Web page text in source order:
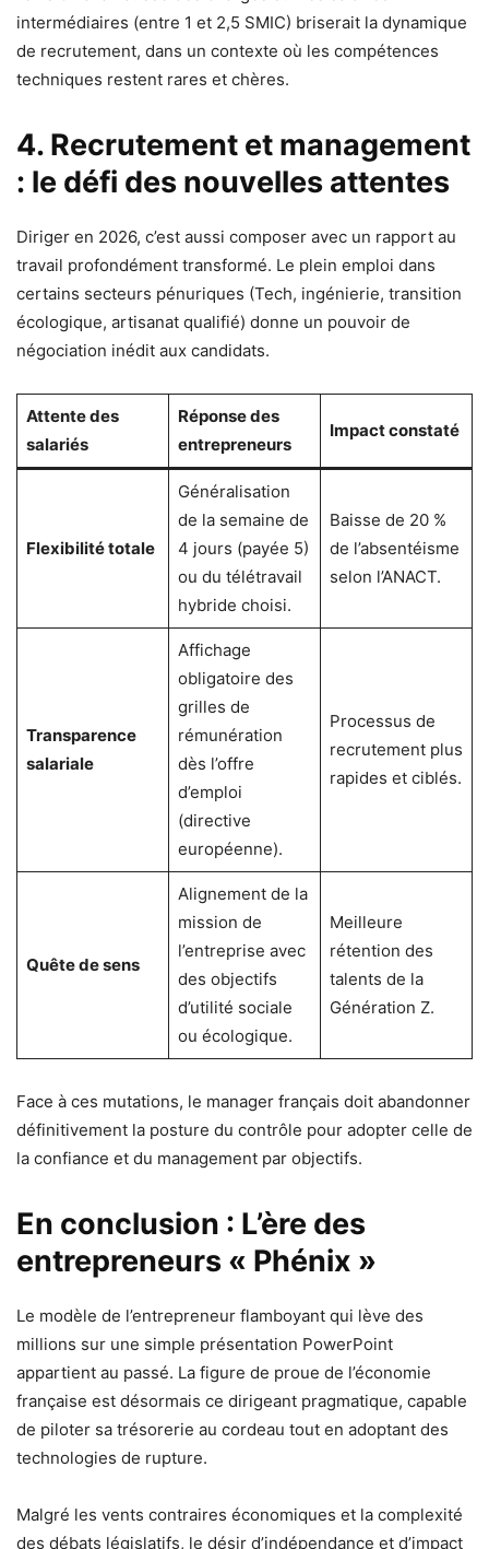
intermédiaires (entre 1 et 2,5 SMIC) briserait la dynamique
de recrutement, dans un contexte où les compétences
techniques restent rares et chères.
4. Recrutement et management
: le défi des nouvelles attentes
Diriger en 2026, c’est aussi composer avec un rapport au
travail profondément transformé. Le plein emploi dans
certains secteurs pénuriques (Tech, ingénierie, transition
écologique, artisanat qualifié) donne un pouvoir de
négociation inédit aux candidats.
Attente des
salariés
Réponse des
entrepreneurs
Impact constaté
Flexibilité totale
Généralisation
de la semaine de
4 jours (payée 5)
ou du télétravail
hybride choisi.
Baisse de 20 %
de l’absentéisme
selon l’ANACT.
Transparence
salariale
Affichage
obligatoire des
grilles de
rémunération
dès l’offre
d’emploi
(directive
européenne).
Processus de
recrutement plus
rapides et ciblés.
Quête de sens
Alignement de la
mission de
l’entreprise avec
des objectifs
d’utilité sociale
ou écologique.
Meilleure
rétention des
talents de la
Génération Z.
Face à ces mutations, le manager français doit abandonner
définitivement la posture du contrôle pour adopter celle de
la confiance et du management par objectifs.
En conclusion : L’ère des
entrepreneurs « Phénix »
Le modèle de l’entrepreneur flamboyant qui lève des
millions sur une simple présentation PowerPoint
appartient au passé. La figure de proue de l’économie
française est désormais ce dirigeant pragmatique, capable
de piloter sa trésorerie au cordeau tout en adoptant des
technologies de rupture.
Malgré les vents contraires économiques et la complexité
des débats législatifs, le désir d’indépendance et d’impact